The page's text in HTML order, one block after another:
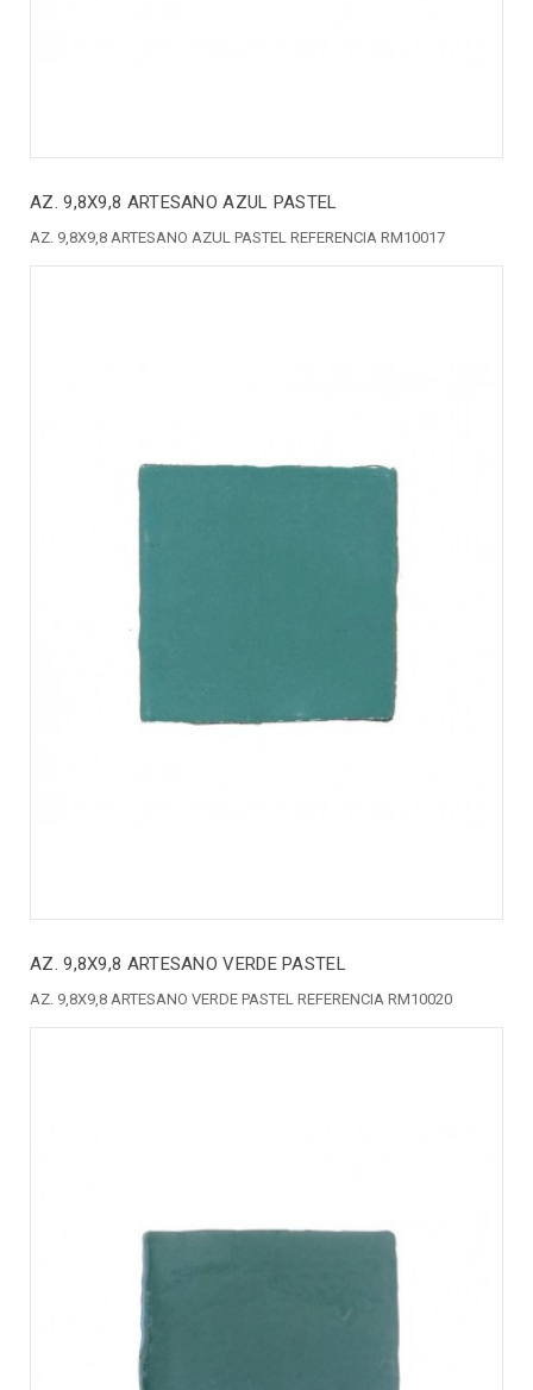
AZ. 9,8X9,8 ARTESANO AZUL PASTEL
AZ. 9,8X9,8 ARTESANO AZUL PASTEL REFERENCIA RM10017
AZ. 9,8X9,8 ARTESANO VERDE PASTEL
AZ. 9,8X9,8 ARTESANO VERDE PASTEL REFERENCIA RM10020